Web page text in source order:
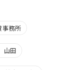
務所
山田